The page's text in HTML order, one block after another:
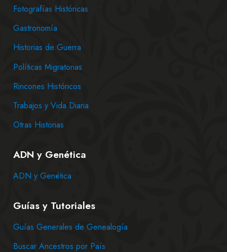
Fotografías Históricas
Gastronomía
Historias de Guerra
Políticas Migratorias
Rincones Históricos
Trabajos y Vida Diaria
Otras Historias
ADN y Genética
ADN y Genética
Guías y Tutoriales
Guías Generales de Genealogía
Buscar Ancestros por País